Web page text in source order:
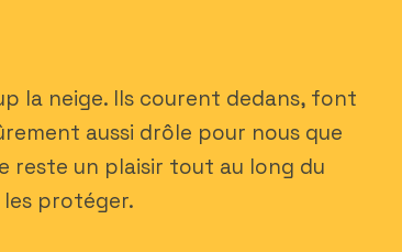
la neige. Ils courent dedans, font
aussi drôle pour nous que
reste un plaisir tout au long du
protéger.